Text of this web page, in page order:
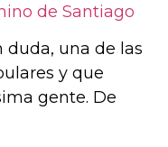
de Santiago
duda, una de las
y que
gente. De